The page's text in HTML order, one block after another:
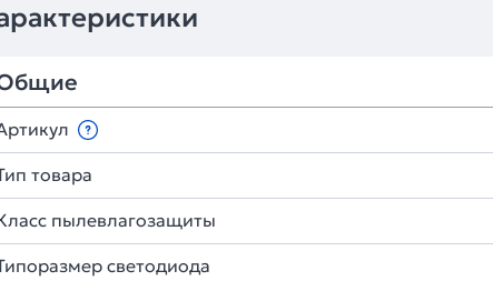
товара
пылевлагозащиты
светодиода